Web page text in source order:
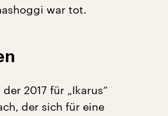
war tot.
2017 für „Ikarus“
der sich für eine